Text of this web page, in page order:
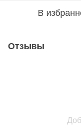
В
Отзывы